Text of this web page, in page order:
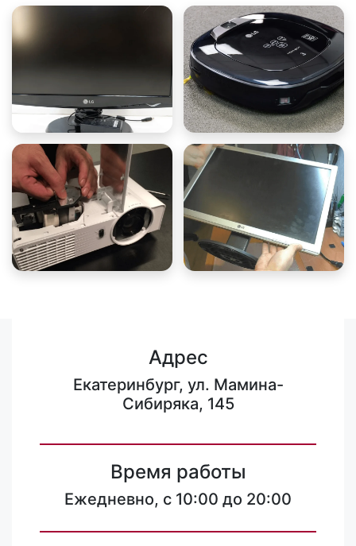
Адрес
Екатеринбург, ул. Мамина-
Сибиряка, 145
Время работы
Ежедневно, с 10:00 до 20:00